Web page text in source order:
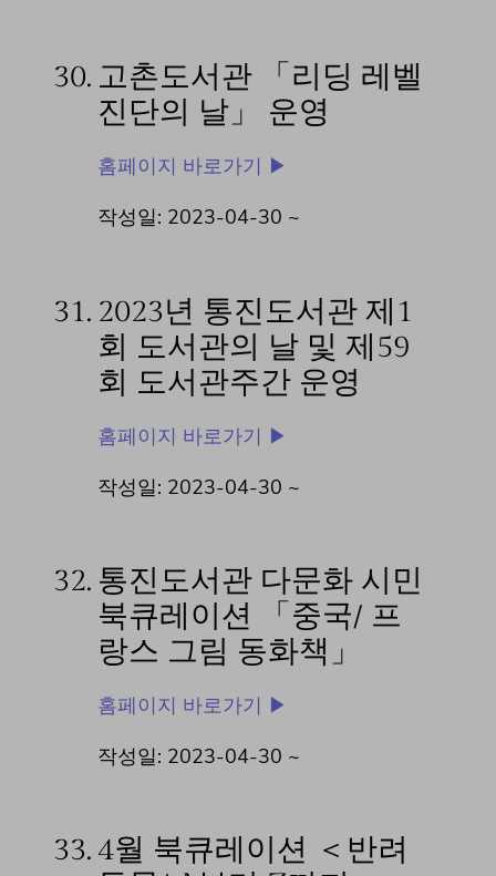
30. 고촌도서관 「리딩 레벨
진단의 날」 운영
홈페이지 바로가기 ▶
작성일: 2023-04-30 ~
31. 2023년 통진도서관 제1
회 도서관의 날 및 제59
회 도서관주간 운영
홈페이지 바로가기 ▶
작성일: 2023-04-30 ~
32. 통진도서관 다문화 시민
북큐레이션 「중국/ 프
랑스 그림 동화책」
홈페이지 바로가기 ▶
작성일: 2023-04-30 ~
33. 4월 북큐레이션 ＜반려